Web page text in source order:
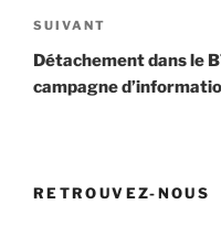
Article
suivant
SUIVANT
Détachement dans le
campagne
RETROUVEZ-NOUS